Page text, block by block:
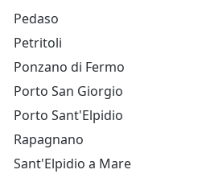
Pedaso
Petritoli
Ponzano di Fermo
Porto San Giorgio
Porto Sant'Elpidio
Rapagnano
Sant'Elpidio a Mare